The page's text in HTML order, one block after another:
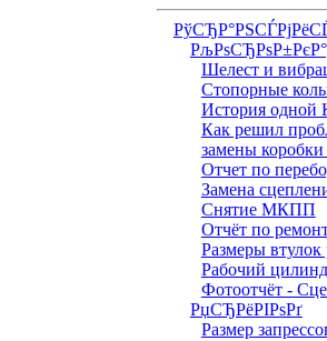
Шелест и
Стопорные
История одной
Как решил
замены
Отчет по
Замена
Снятие МКПП
Отчёт по
Размеры
Рабочий
Фотоотчёт -
РџСЂРёРІРѕРґ
Размер